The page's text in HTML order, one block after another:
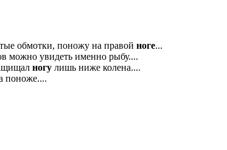
обмотки, поножу на правой ноге...
можно увидеть именно рыбу....
ногу лишь ниже колена....
поноже....